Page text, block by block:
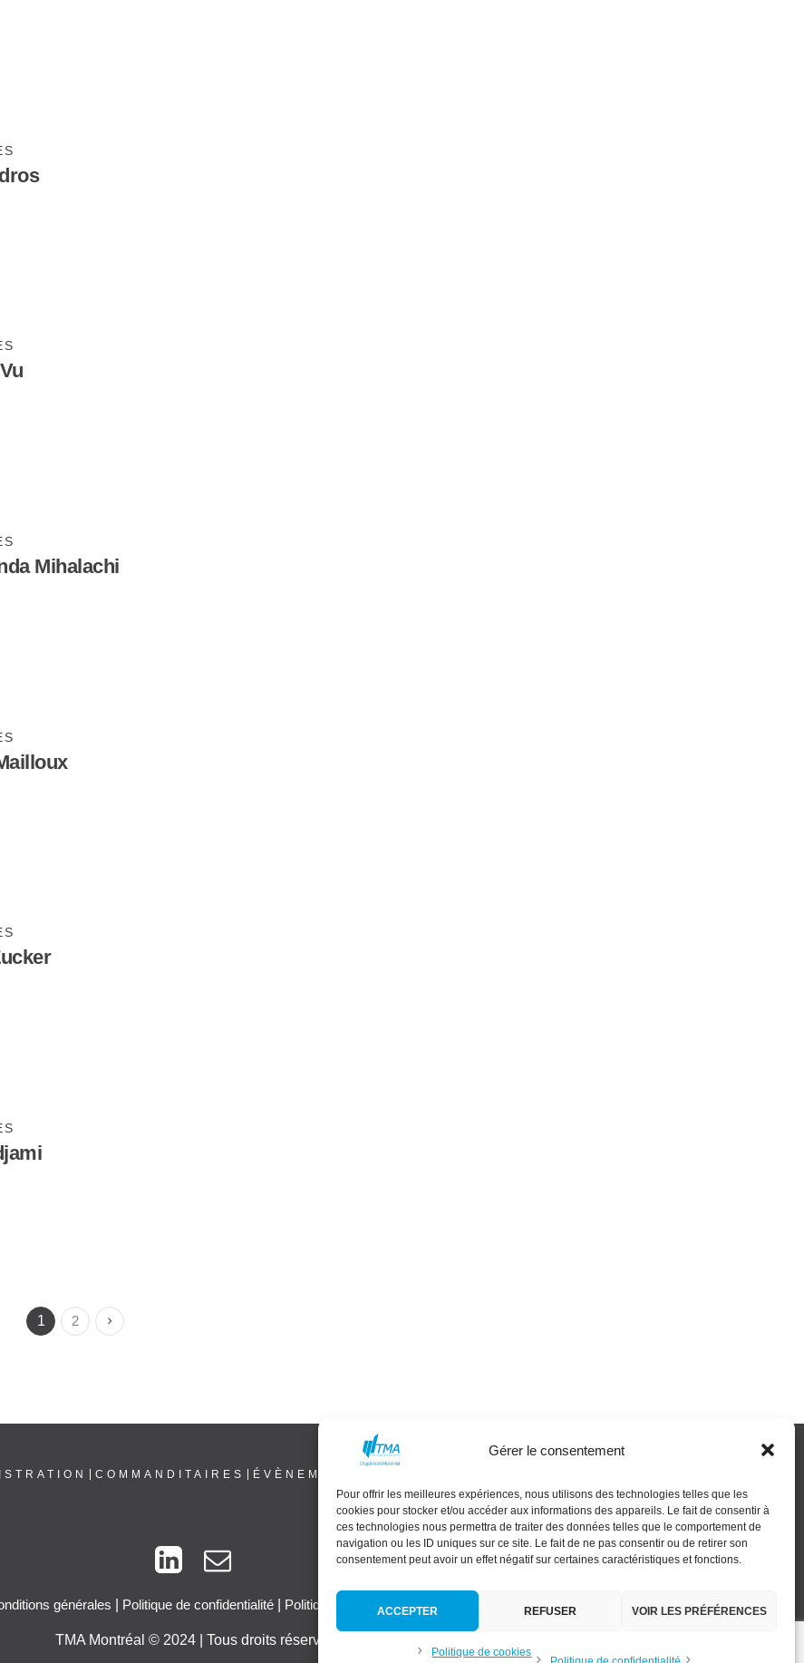
Gérer le consentement
Pour offrir les meilleures expériences, nous utilisons des technologies telles que les
cookies pour stocker et/ou accéder aux informations des appareils. Le fait de consentir à
ces technologies nous permettra de traiter des données telles que le comportement de
navigation ou les ID uniques sur ce site. Le fait de ne pas consentir ou de retirer son
consentement peut avoir un effet négatif sur certaines caractéristiques et fonctions.
ACCEPTER REFUSER VOIR LES PRÉFÉRENCES
Politique de cookies
Mihalachi
1 2
COMMANDITAIRES ÉVÈNEMENTS
générales Politique de confidentialité Politique de cookies
TMA Montréal © 2024 | Tous droits réservés